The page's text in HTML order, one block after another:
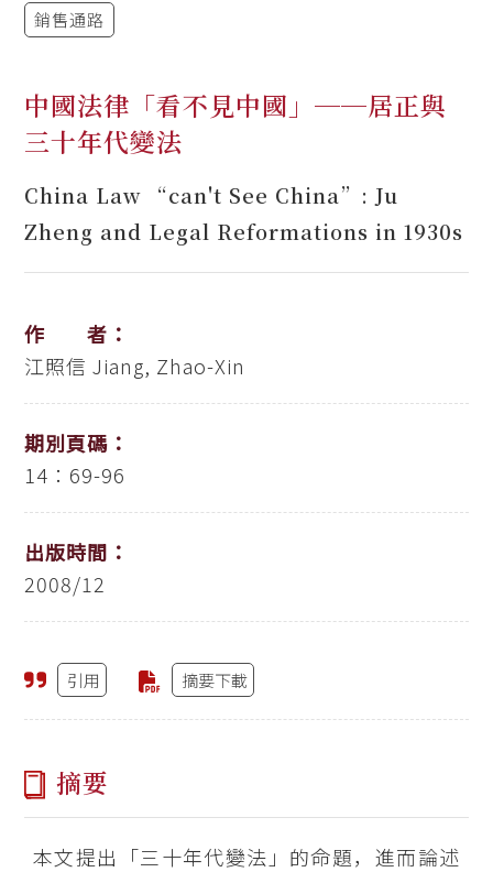
銷售通路
中國法律「看不見中國」──居正與
三十年代變法
China Law “can't See China”: Ju
Zheng and Legal Reformations in 1930s
作 者：
江照信 Jiang, Zhao-Xin
期別頁碼：
14：69-96
出版時間：
2008/12
引用 摘要下載
摘要
本文提出「三十年代變法」的命題，進而論述